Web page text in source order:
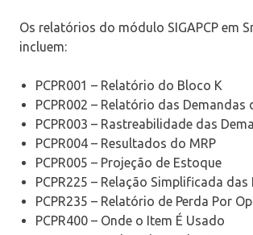
Os relatórios do módulo SIGAPCP em
incluem:
PCPR001 – Relatório do Bloco K
PCPR002 – Relatório das Demandas
PCPR003 – Rastreabilidade das
PCPR004 – Resultados do MRP
PCPR005 – Projeção de Estoque
PCPR225 – Relação Simplificada
PCPR235 – Relatório de Perda Por Op
PCPR400 – Onde o Item É Usado